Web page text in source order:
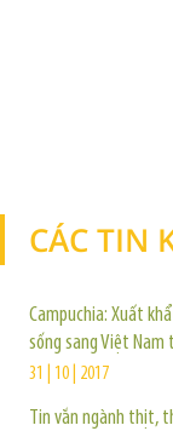
CÁC TIN
Campuchia: Xuất
sống sang Việt Nam
31 | 10 | 2017
Tin vắn ngành thịt,